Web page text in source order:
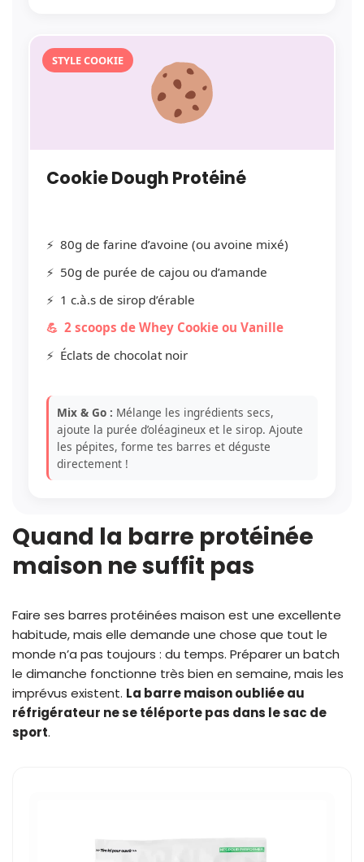
STYLE COOKIE
Cookie Dough Protéiné
80g de farine d’avoine (ou avoine mixé)
50g de purée de cajou ou d’amande
1 c.à.s de sirop d’érable
2 scoops de Whey Cookie ou Vanille
Éclats de chocolat noir
Mix & Go : Mélange les ingrédients secs,
ajoute la purée d’oléagineux et le sirop. Ajoute
les pépites, forme tes barres et déguste
directement !
Quand la barre protéinée
maison ne suffit pas
Faire ses barres protéinées maison est une excellente
habitude, mais elle demande une chose que tout le
monde n’a pas toujours : du temps. Préparer un batch
le dimanche fonctionne très bien en semaine, mais les
imprévus existent. La barre maison oubliée au
réfrigérateur ne se téléporte pas dans le sac de
sport.